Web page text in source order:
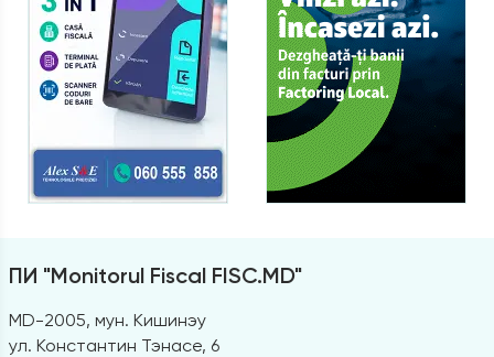
ПИ "Monitorul Fiscal FISC.MD"
MD-2005, мун. Кишинэу
ул. Константин Тэнасе, 6